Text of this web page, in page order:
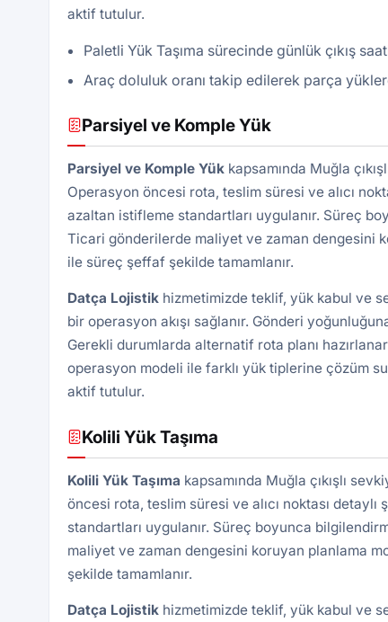
aktif tutulur.
Paletli Yük Taşıma sürecinde günlük çıkış
Araç doluluk oranı takip edilerek parça
Parsiyel ve Komple Yük
Parsiyel ve Komple Yükkapsamında Muğla
Operasyon öncesi rota, teslim süresi ve alıcı
azaltan istifleme standartları uygulanır. Süreç
Ticari gönderilerde maliyet ve zaman dengesini
ile süreç şeffaf şekilde tamamlanır.
Datça Lojistikhizmetimizde teklif, yük kabul ve
bir operasyon akışı sağlanır. Gönderi
Gerekli durumlarda alternatif rota planı
operasyon modeli ile farklı yük tiplerine çözüm
aktif tutulur.
Kolili Yük Taşıma
Kolili Yük Taşıma kapsamında Muğla çıkışlı
öncesi rota, teslim süresi ve alıcı noktası
standartları uygulanır. Süreç boyunca
maliyet ve zaman dengesini koruyan planlama
şekilde tamamlanır.
Datça Lojistikhizmetimizde teklif, yük kabul ve